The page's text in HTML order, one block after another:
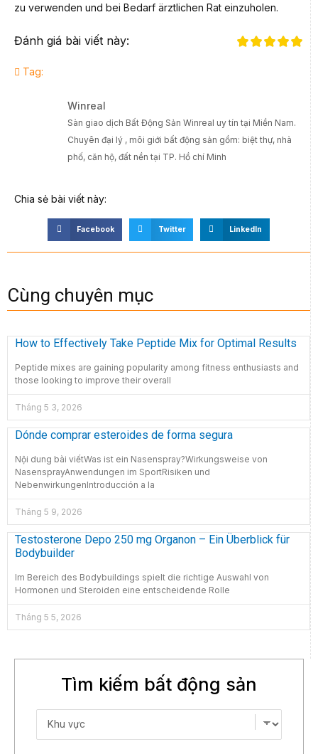
zu verwenden und bei Bedarf ärztlichen Rat einzuholen.
Đánh giá bài viết này:
Tag:
Winreal
Sàn giao dịch Bất Động Sản Winreal uy tín tại Miền Nam.
Chuyên đại lý , môi giới bất động sản gồm: biệt thự, nhà
phố, căn hộ, đất nền tại TP. Hồ chí Minh
Chia sẻ bài viết này:
Facebook Twitter LinkedIn
Cùng chuyên mục
How to Effectively Take Peptide Mix for Optimal Results
Peptide mixes are gaining popularity among fitness enthusiasts and
those looking to improve their overall
Tháng 5 3, 2026
Dónde comprar esteroides de forma segura
Nội dung bài viếtWas ist ein Nasenspray?Wirkungsweise von
NasensprayAnwendungen im SportRisiken und
NebenwirkungenIntroducción a la
Tháng 5 9, 2026
Testosterone Depo 250 mg Organon – Ein Überblick für
Bodybuilder
Im Bereich des Bodybuildings spielt die richtige Auswahl von
Hormonen und Steroiden eine entscheidende Rolle
Tháng 5 5, 2026
Tìm kiếm bất động sản